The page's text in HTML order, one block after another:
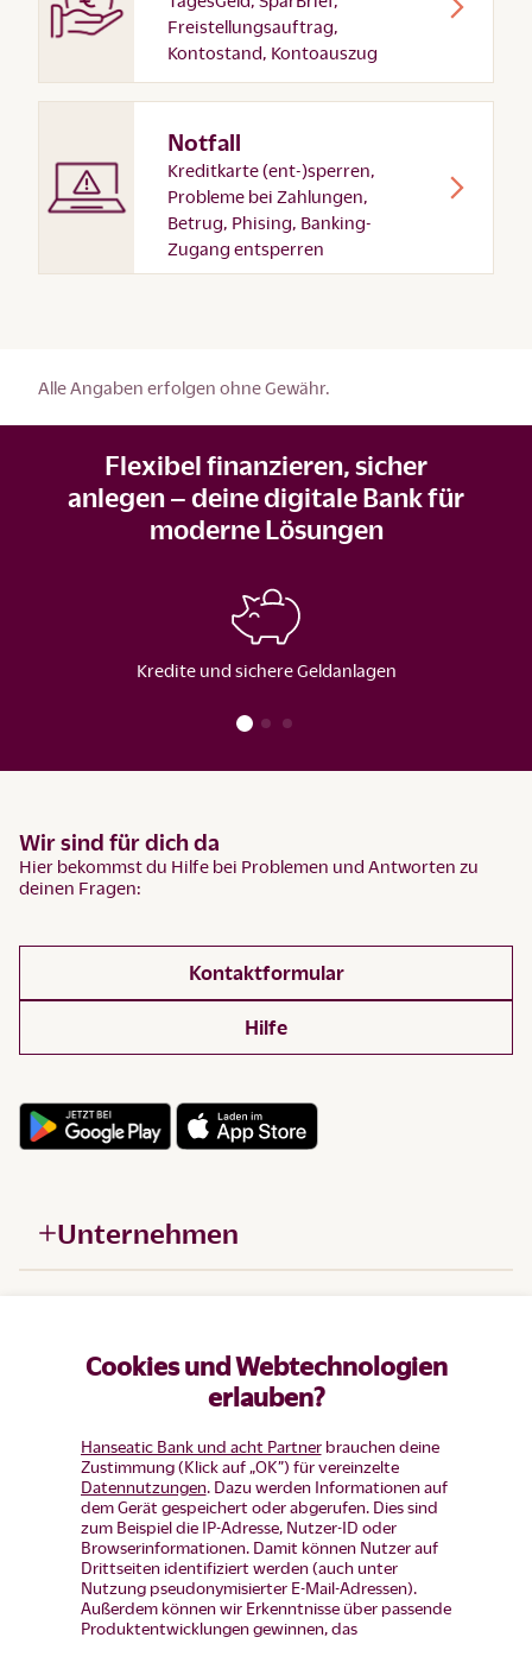
Cookies und Webtechnologien
erlauben?
Hanseatic Bank und acht Partnerbrauchen deine
Zustimmung (Klick auf „OK”) für vereinzelte
Datennutzungen. Dazu werden Informationen auf
dem Gerät gespeichert oder abgerufen. Dies sind
zum Beispiel die IP-Adresse, Nutzer-ID oder
Browserinformationen. Damit können Nutzer auf
Drittseiten identifiziert werden (auch unter
Nutzung pseudonymisierter E-Mail-Adressen).
Außerdem können wir Erkenntnisse über passende
Produktentwicklungen gewinnen, das
Freistellungsauftrag,
Kontostand, Kontoauszug
Notfall
Kreditkarte (ent-)sperren,
Probleme bei Zahlungen,
Betrug, Phising, Banking-
Zugang entsperren
Alle Angaben erfolgen ohne Gewähr.
Flexibel finanzieren, sicher
anlegen – deine digitale Bank für
moderne Lösungen
Kredite und sichere Geldanlagen
Wir sind für dich da
Hier bekommst du Hilfe bei Problemen und Antworten zu
deinen Fragen:
Kontaktformular
Hilfe
Unternehmen
Produkte